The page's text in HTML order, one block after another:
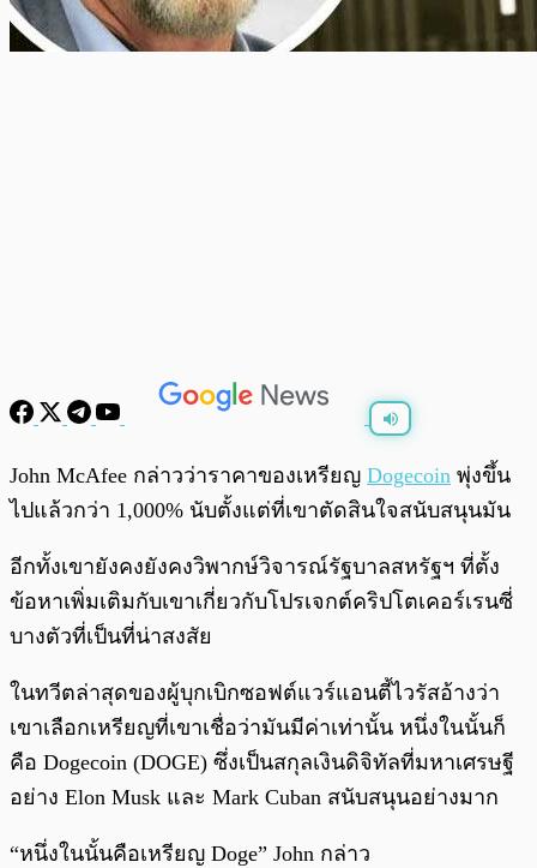
0:00
John McAfee กล่าวว่าราคาของเหรียญ Dogecoin พุ่งขึ้น
ไปแล้วกว่า 1,000% นับตั้งแต่ที่เขาตัดสินใจสนับสนุนมัน
อีกทั้งเขายังคงยังคงวิพากษ์วิจารณ์รัฐบาลสหรัฐฯ ที่ตั้ง
ข้อหาเพิ่มเติมกับเขาเกี่ยวกับโปรเจกต์คริปโตเคอร์เรนซี่
บางตัวที่เป็นที่น่าสงสัย
ในทวีตล่าสุดของผู้บุกเบิกซอฟต์แวร์แอนตี้ไวรัสอ้างว่า
เขาเลือกเหรียญที่เขาเชื่อว่ามันมีค่าเท่านั้น หนึ่งในนั้นก็
คือ Dogecoin (DOGE) ซึ่งเป็นสกุลเงินดิจิทัลที่มหาเศรษฐี
อย่าง Elon Musk และ Mark Cuban สนับสนุนอย่างมาก
“หนึ่งในนั้นคือเหรียญ Doge” John กล่าว